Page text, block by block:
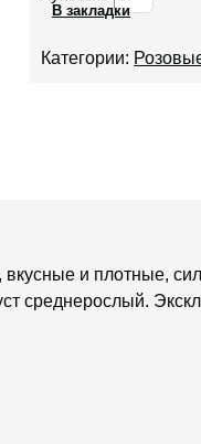
В закладки
Категории:
и плотные,
среднерослый.